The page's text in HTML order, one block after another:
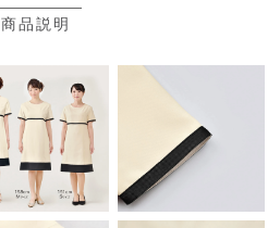
商品説明